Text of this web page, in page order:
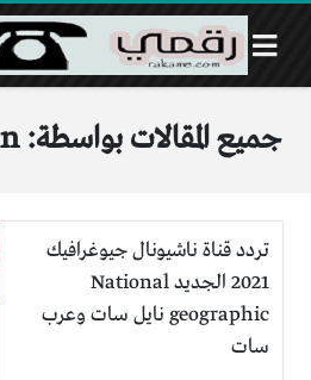
جميع المقالات بواسطة: Eman
تردد قناة ناشيونال جيوغرافيك
2021 الجديد National
geographic نايل سات وعرب
سات